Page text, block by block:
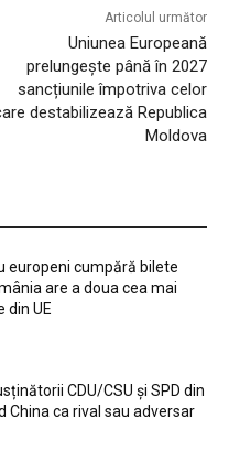
Articolul următor
Uniunea Europeană
prelungește până în 2027
sancțiunile împotriva celor
destabilizează Republica
Moldova
europeni cumpără bilete
are a doua cea mai
din UE
CDU/CSU și SPD din
China ca rival sau adversar